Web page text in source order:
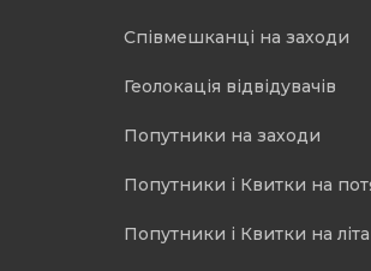
Співмешканці на заходи
Геолокація відвідувачів
Попутники на заходи
Попутники і Квитки на
Попутники і Квитки на